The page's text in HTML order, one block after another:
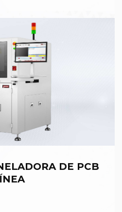
DE PCB